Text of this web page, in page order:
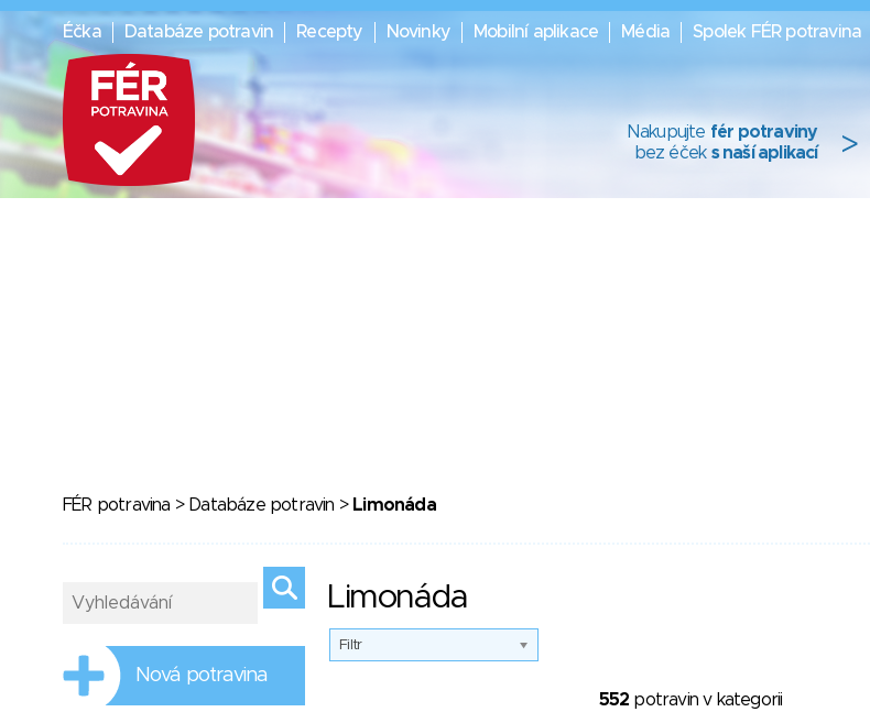
Éčka Databáze potravin Recepty Novinky Mobilní aplikace Média Spolek FÉR potravina
Nakupujte fér potraviny
bez éček s naší aplikací >
FÉR potravina > Databáze potravin > Limonáda
Limonáda
Filtr
552 potravin v kategorii
Nová potravina